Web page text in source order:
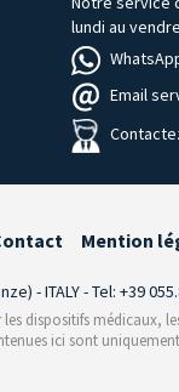
lundi au
Email
Mention
- ITALY - Tel: +39
dispositifs
ici sont